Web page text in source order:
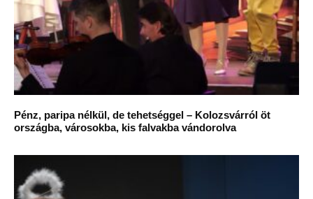
Pénz, paripa nélkül, de tehetséggel – Kolozsvárról öt
országba, városokba, kis falvakba vándorolva